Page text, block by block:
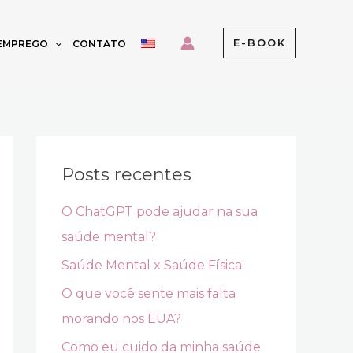
CONTATO E-BOOK
Posts recentes
O ChatGPT pode ajudar na sua
saúde mental?
Saúde Mental x Saúde Física
O que você sente mais falta
morando nos EUA?
Como eu cuido da minha saúde